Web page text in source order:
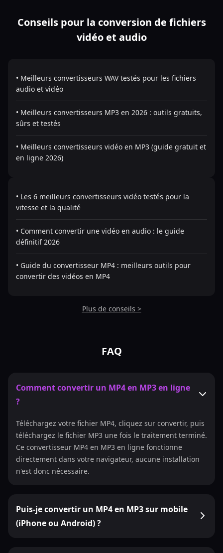
Conseils pour la conversion de fichiers
vidéo et audio
• Meilleurs convertisseurs WAV testés pour les fichiers
audio et vidéo
• Meilleurs convertisseurs MP3 en 2026 : outils gratuits,
sûrs et testés
• Meilleurs convertisseurs vidéo en MP3 (guide gratuit et
en ligne 2026)
• Les 6 meilleurs convertisseurs vidéo testés pour la
vitesse et la qualité
• Comment convertir une vidéo en audio : le guide
définitif 2026
• Guide du convertisseur MP4 : meilleurs outils pour
convertir des vidéos en MP4
Plus de conseils >
FAQ
Comment convertir un MP4 en MP3 en ligne
?
Téléchargez votre fichier MP4, cliquez sur convertir, puis
téléchargez le fichier MP3 une fois le traitement terminé.
Ce convertisseur MP4 en MP3 en ligne fonctionne
directement dans votre navigateur, aucune installation
n'est donc nécessaire.
Puis-je convertir un MP4 en MP3 sur mobile
(iPhone ou Android) ?